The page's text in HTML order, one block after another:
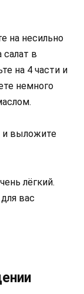
на несильно
в
на 4 части и
немного
и выложите
лёгкий.
вас